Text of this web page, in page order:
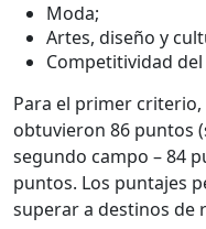
Moda;
Artes, diseño y
Competitividad
Para el primer criterio,
obtuvieron 86 puntos
segundo campo – 84
puntos. Los puntajes
superar a destinos de